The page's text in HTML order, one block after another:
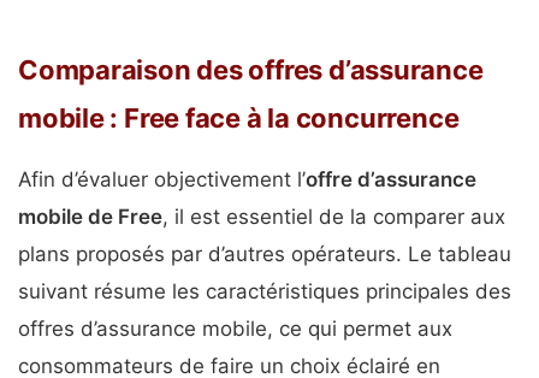
Comparaison des offres d’assurance
mobile : Free face à la concurrence
Afin d’évaluer objectivement l’offre d’assurance
mobile de Free, il est essentiel de la comparer aux
plans proposés par d’autres opérateurs. Le tableau
suivant résume les caractéristiques principales des
offres d’assurance mobile, ce qui permet aux
consommateurs de faire un choix éclairé en